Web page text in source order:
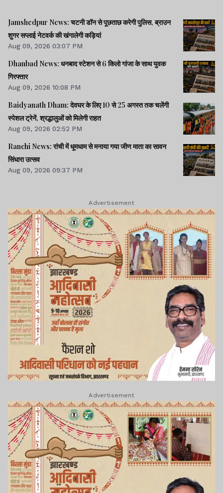
Jamshedpur News: चटनी डॉन से पूछताछ करेगी पुलिस, ब्राउन
शुगर सप्लाई नेटवर्क की खंगालेगी कड़ियां
Aug 09, 2026 03:07 PM
Dhanbad News: धनबाद स्टेशन से 6 किलो गांजा के साथ युवक
गिरफ्तार
Aug 09, 2026 10:08 PM
Baidyanath Dham: देवघर के लिए 10 से 25 अगस्त तक चलेंगी
स्पेशल ट्रेनें, श्रद्धालुओं को मिलेगी राहत
Aug 09, 2026 02:52 PM
Ranchi News: रांची में धूमधाम से मनाया गया जीण माता का सावन
सिंधारा उत्सव
Aug 09, 2026 09:37 PM
Advertisement
Advertisement